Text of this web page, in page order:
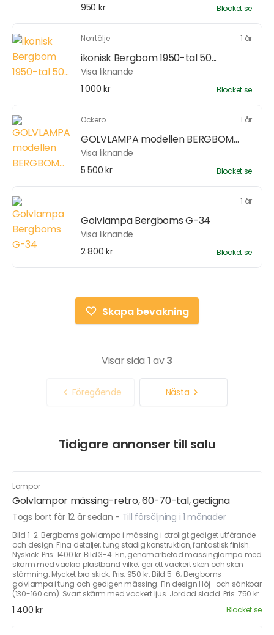
950 kr Blocket.se
Norrtälje 1 år
ikonisk Bergbom 1950-tal 50...
Visa liknande
1 000 kr
Blocket.se
Öckerö 1 år
GOLVLAMPA modellen BERGBOM...
Visa liknande
5 500 kr
Blocket.se
1 år
Golvlampa Bergboms G-34
Visa liknande
2 800 kr
Blocket.se
Skapa bevakning
Visar sida 1av3
Föregående Nästa
Tidigare annonser till salu
Lampor
Golvlampor mässing-retro, 60-70-tal, gedigna
Togs bort för 12 år sedan - Till försäljning i 1 månader
Bild 1-2. Bergboms golvlampa i mässing i otroligt gediget utförande
och design. Fina detaljer, tung stadig konstruktion, fantastisk finish.
Nyskick. Pris: 1400 kr. Bild 3-4. Fin, genomarbetad mässinglampa med
skärm med vackra plastband vilket ger ett vackert sken och skön
stämning. Mycket bra skick. Pris: 950 kr. Bild 5-6; Bergboms
golvlampa i tung och gedigen mässing. Fin design Höj- och sänkbar
(130-160 cm). Svart skärm med vackert ljus. Jordad sladd. Pris: 750 kr.
1 400 kr Blocket.se